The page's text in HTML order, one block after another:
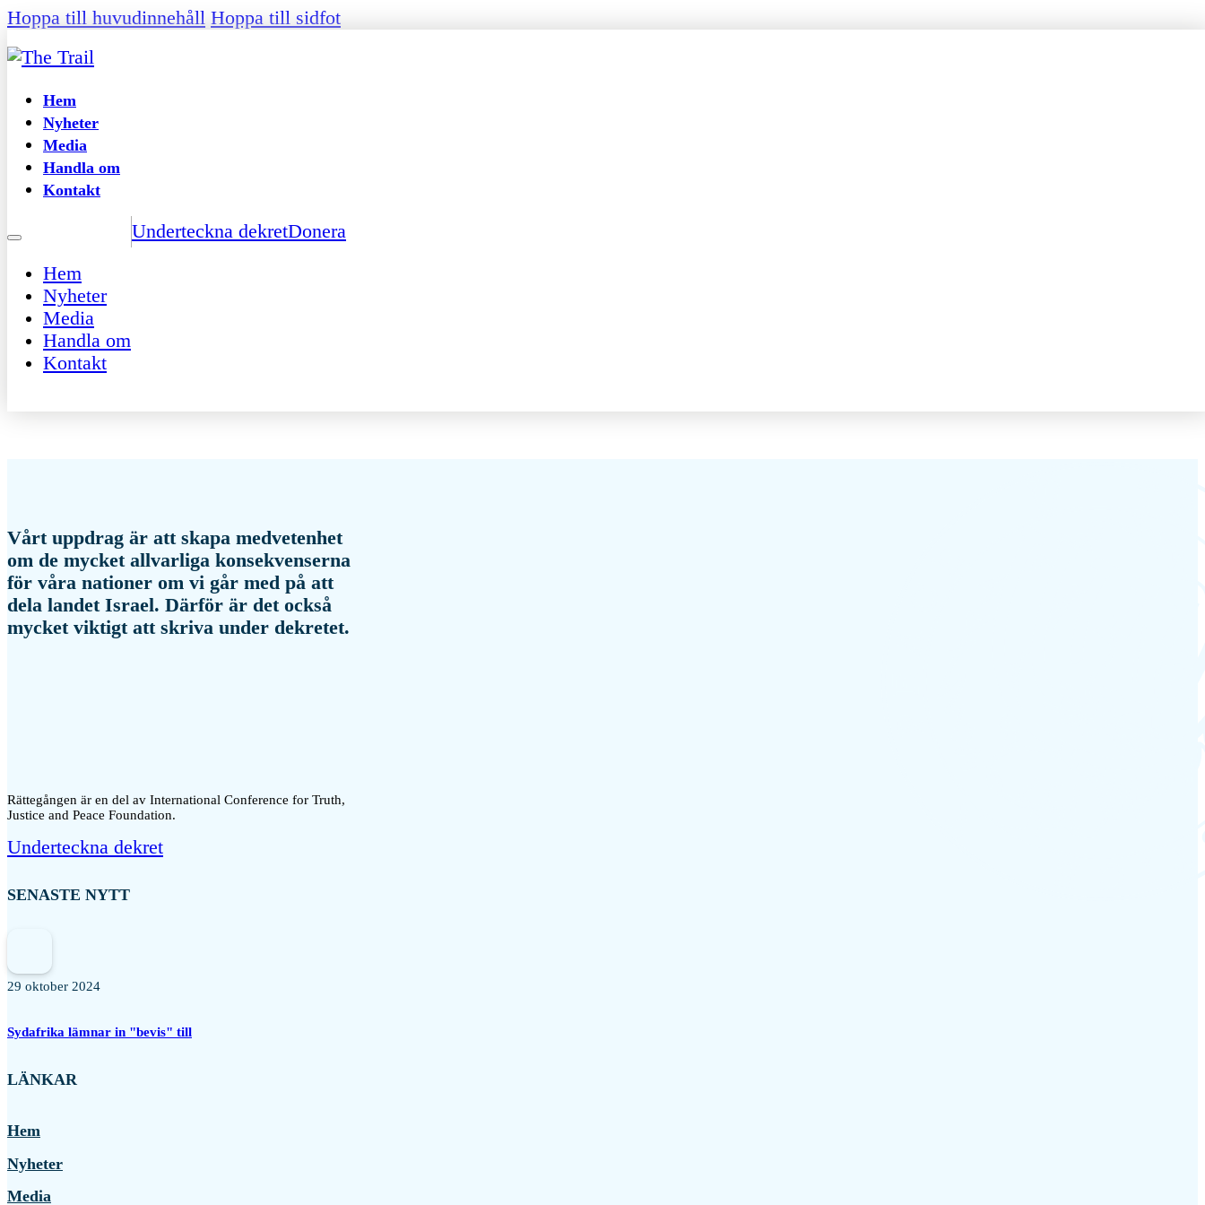
Hoppa till huvudinnehåll Hoppa till sidfot
Hem
Nyheter
Media
Handla om
Kontakt
Hem
Nyheter
Media
Handla om
Kontakt
Underteckna dekretDonera
Vårt uppdrag är att skapa medvetenhet
om de mycket allvarliga konsekvenserna
för våra nationer om vi går med på att
dela landet Israel. Därför är det också
mycket viktigt att skriva under dekretet.
Rättegången är en del av International Conference for Truth,
Justice and Peace Foundation.
Underteckna dekret
SENASTE NYTT
29 oktober 2024
Sydafrika lämnar in "bevis" till
LÄNKAR
Hem
Nyheter
Media